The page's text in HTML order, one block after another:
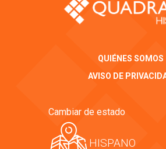
QUIÉNES SOMOS
AVISO DE
Cambiar de estado
HISPANO